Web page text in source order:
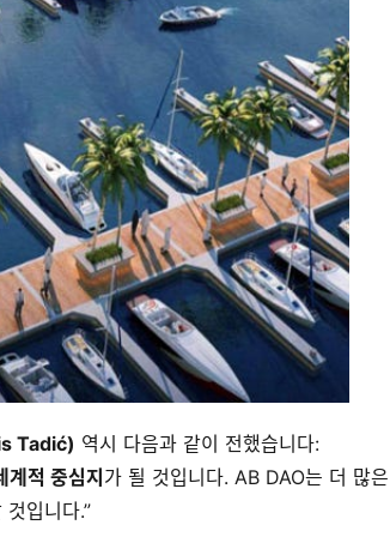
Tadić) 역시 다음과 같이 전했습니다:
계적 중심지가 될 것입니다. AB DAO는 더 많
입니다.”